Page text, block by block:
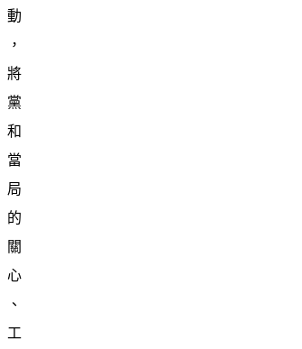
動
，
將
黨
和
當
局
的
關
心
、
工